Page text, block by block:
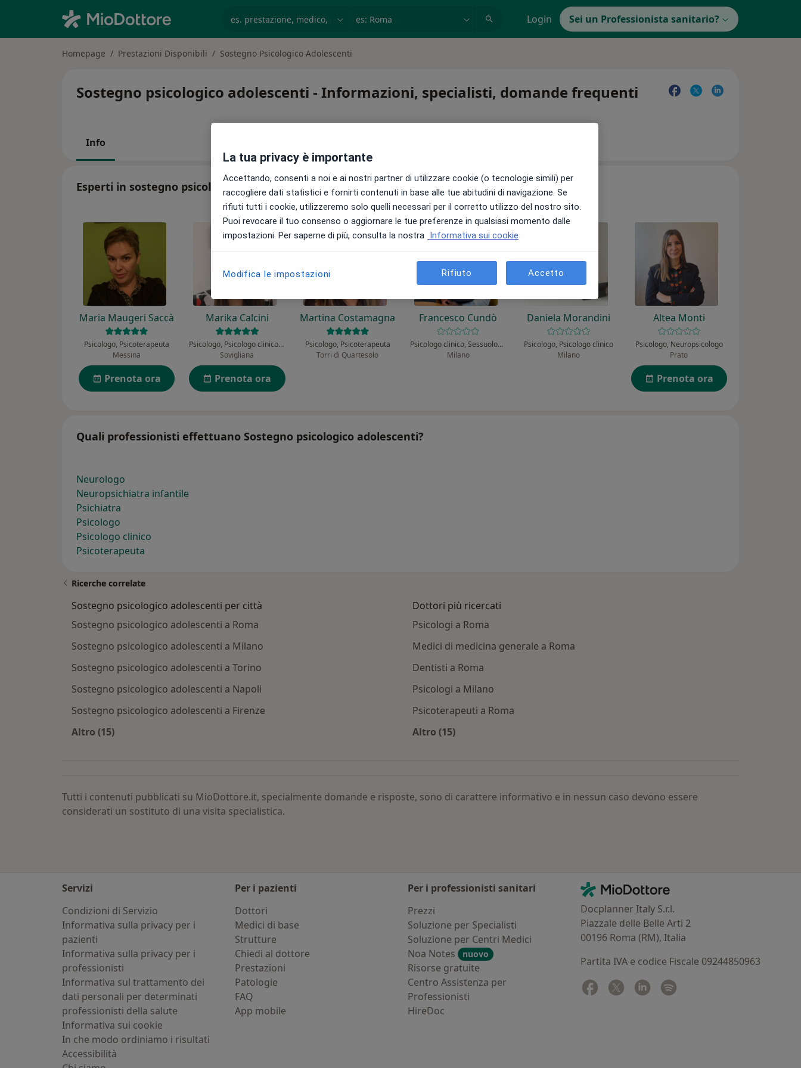
Login Sei un Professionista sanitario?
Homepage Prestazioni Disponibili Sostegno Psicologico Adolescenti
Sostegno psicologico adolescenti - Informazioni, specialisti, domande frequenti
Info
Esperti in sostegno psicologico adolescenti
Maria Maugeri Saccà
Psicologo, Psicoterapeuta
Messina
Prenota ora
Marika Calcini
Psicologo, Psicologo clinico, Psicoterapeuta
Sovigliana
Prenota ora
Martina Costamagna
Psicologo, Psicoterapeuta
Torri di Quartesolo
Francesco Cundò
Psicologo clinico, Sessuologo, Psicologo
Milano
Daniela Morandini
Psicologo, Psicologo clinico
Milano
Altea Monti
Psicologo, Neuropsicologo
Prato
Prenota ora
Quali professionisti effettuano Sostegno psicologico adolescenti?
Neurologo
Neuropsichiatra infantile
Psichiatra
Psicologo
Psicologo clinico
Psicoterapeuta
Ricerche correlate
Sostegno psicologico adolescenti per città
Sostegno psicologico adolescenti a Roma
Sostegno psicologico adolescenti a Milano
Sostegno psicologico adolescenti a Torino
Sostegno psicologico adolescenti a Napoli
Sostegno psicologico adolescenti a Firenze
Altro (15)
Dottori più ricercati
Psicologi a Roma
Medici di medicina generale a Roma
Dentisti a Roma
Psicologi a Milano
Psicoterapeuti a Roma
Altro (15)
Tutti i contenuti pubblicati su MioDottore.it, specialmente domande e risposte, sono di carattere informativo e in nessun caso devono essere
considerati un sostituto di una visita specialistica.
Servizi
Condizioni di Servizio
Informativa sulla privacy per i
pazienti
Informativa sulla privacy per i
professionisti
Informativa sul trattamento dei
dati personali per determinati
professionisti della salute
Informativa sui cookie
In che modo ordiniamo i risultati
Accessibilità
Per i pazienti
Dottori
Medici di base
Strutture
Chiedi al dottore
Prestazioni
Patologie
FAQ
App mobile
Per i professionisti sanitari
Prezzi
Soluzione per Specialisti
Soluzione per Centri Medici
Noa Notes
nuovo
Risorse gratuite
Centro Assistenza per
Professionisti
HireDoc
Contatti
MioDottore - Homepage
Docplanner Italy S.r.l.
Piazzale delle Belle Arti 2
00196 Roma (RM), Italia
Partita IVA e codice Fiscale 09244850963
Facebook
si apre in una nuova scheda
Twitter
si apre in una nuova scheda
Linkedin
si apre in una nuova scheda
La tua privacy è importante
Accettando, consenti a noi e ai nostri partner di utilizzare cookie (o tecnologie simili) per
raccogliere dati statistici e fornirti contenuti in base alle tue abitudini di navigazione. Se
rifiuti tutti i cookie, utilizzeremo solo quelli necessari per il corretto utilizzo del nostro sito.
Puoi revocare il tuo consenso o aggiornare le tue preferenze in qualsiasi momento dalle
impostazioni. Per saperne di più, consulta la nostra Informativa sui cookie
Modifica le impostazioni Rifiuto Accetto